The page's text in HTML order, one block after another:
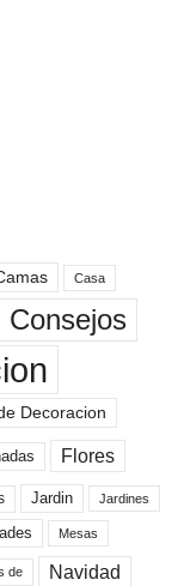
Casa
Consejos
Decoracion
Flores
Jardin Jardines
Mesas
de Navidad